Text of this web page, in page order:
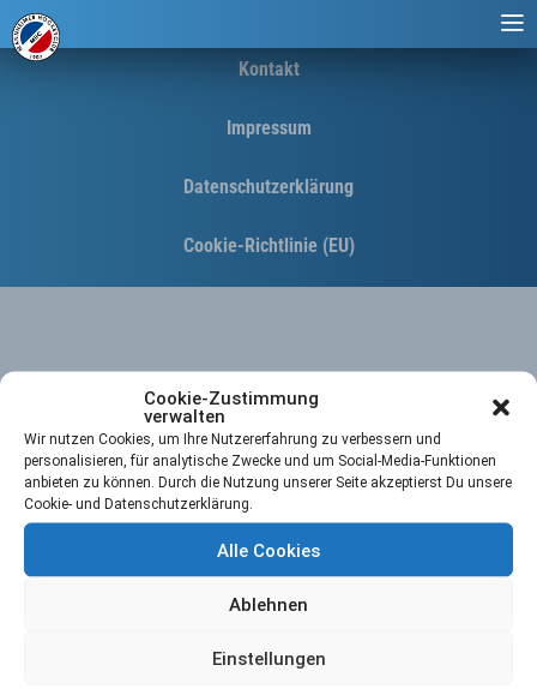
Cookie-Zustimmung
verwalten
Wir nutzen Cookies, um Ihre Nutzererfahrung zu verbessern und
personalisieren, für analytische Zwecke und um Social-Media-Funktionen
anbieten zu können. Durch die Nutzung unserer Seite akzeptierst Du unsere
Cookie- und Datenschutzerklärung.
Alle Cookies
Ablehnen
Einstellungen
Kontakt
Impressum
Datenschutzerklärung
Cookie-Richtlinie (EU)